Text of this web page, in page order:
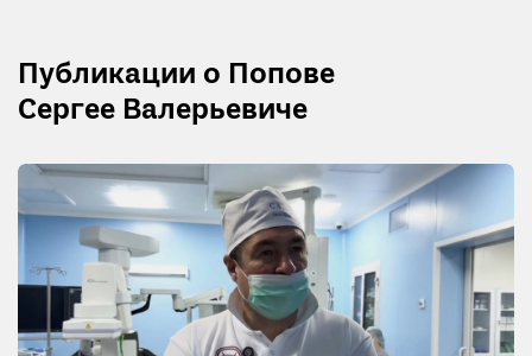
Публикации о Попове
Сергее Валерьевиче